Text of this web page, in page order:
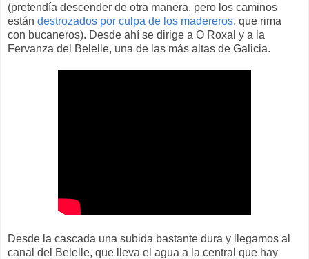
(pretendía descender de otra manera, pero los caminos
están destrozados por culpa de los madereros, que rima
con bucaneros). Desde ahí se dirige a O Roxal y a la
Fervanza del Belelle, una de las más altas de Galicia.
Desde la cascada una subida bastante dura y llegamos al
canal del Belelle, que lleva el agua a la central que hay